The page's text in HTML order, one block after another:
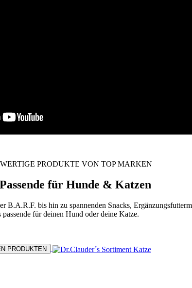
PRODUKTE VON TOP MARKEN
für Hunde & Katzen
B.A.R.F. bis hin zu spannenden Snacks,
passende für deinen Hund oder deine Katze.
PRODUKTEN